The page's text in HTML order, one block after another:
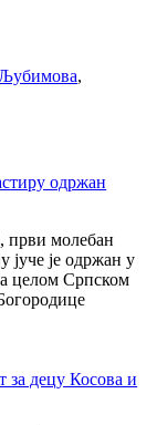
,
одржан
први молебан
јуче је одржан у
целом Српском
за децу Косова и